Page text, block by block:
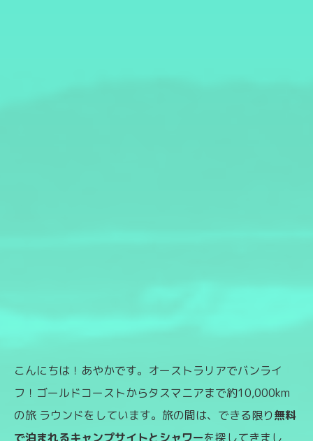
こんにちは！あやかです。オーストラリアでバンライ
フ！ゴールドコーストからタスマニアまで約10,000km
の旅 ラウンドをしています。旅の間は、できる限り無料
で泊まれるキャンプサイトとシャワーを探してきまし